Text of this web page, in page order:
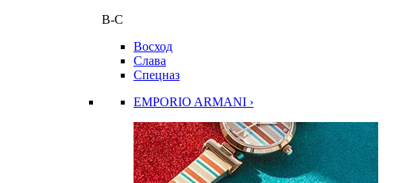
В-С
Восход
Слава
Спецназ
EMPORIO ARMANI ›